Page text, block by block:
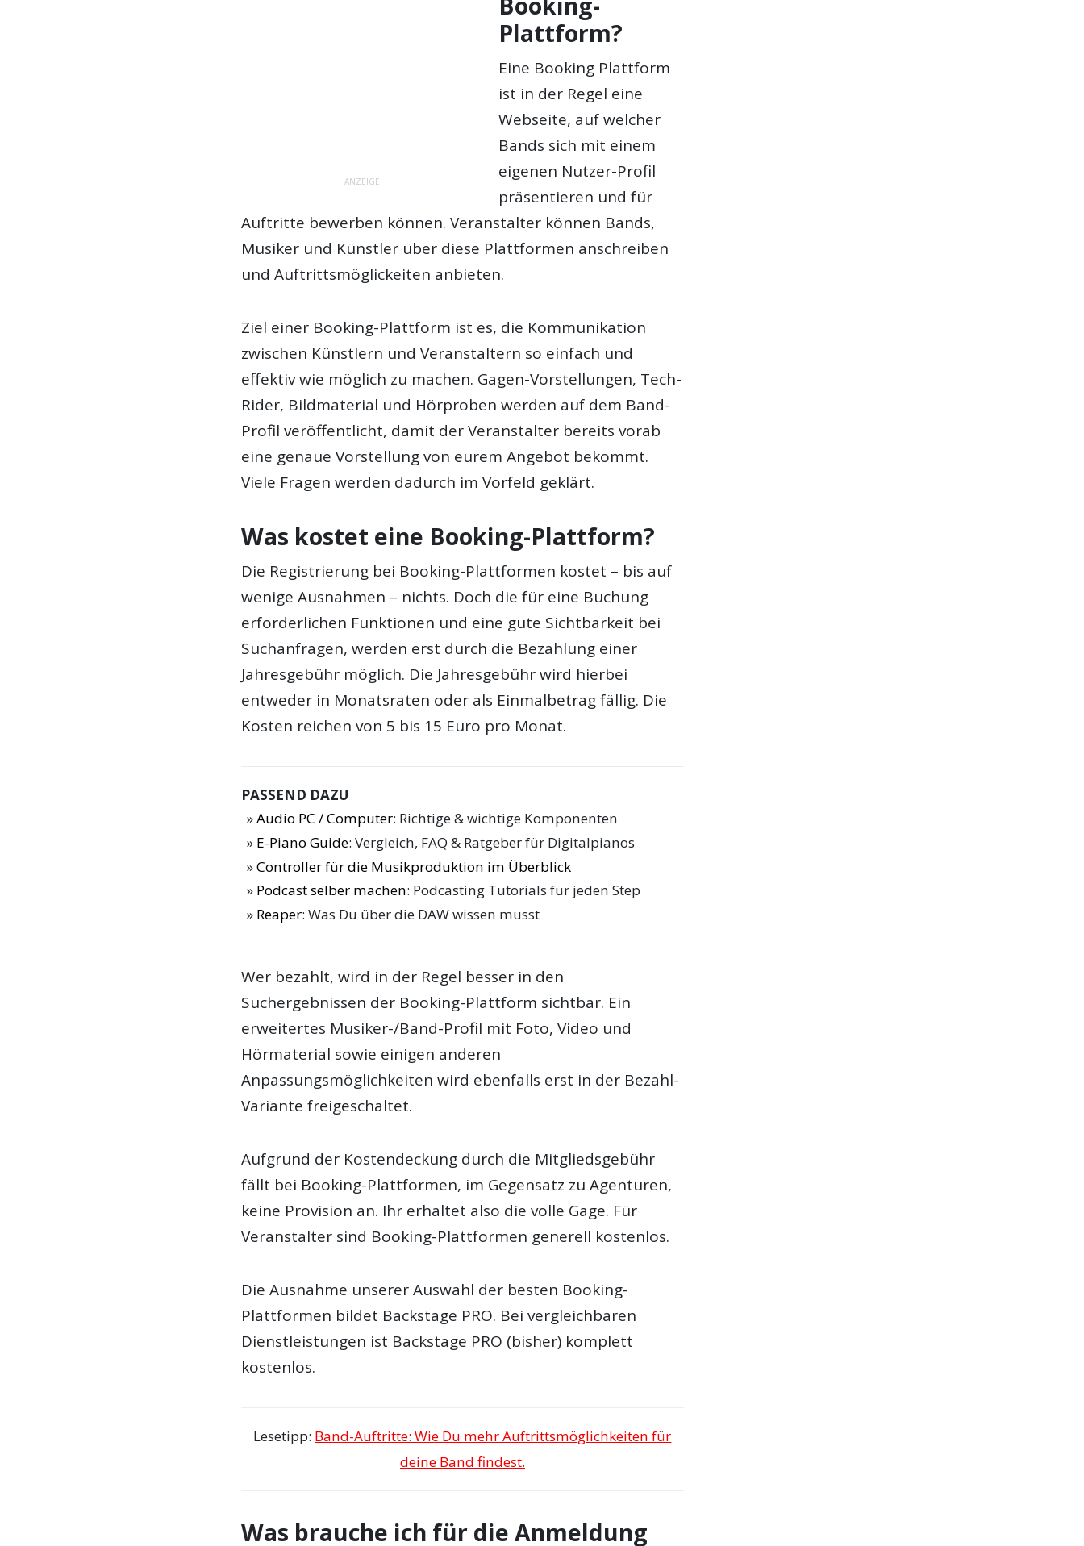
ANZEIGE
Plattform?
Eine Booking Plattform
ist in der Regel eine
Webseite, auf welcher
Bands sich mit einem
eigenen Nutzer-Profil
präsentieren und für
Auftritte bewerben können. Veranstalter können Bands,
Musiker und Künstler über diese Plattformen anschreiben
und Auftrittsmöglickeiten anbieten.
Ziel einer Booking-Plattform ist es, die Kommunikation
zwischen Künstlern und Veranstaltern so einfach und
effektiv wie möglich zu machen. Gagen-Vorstellungen, Tech-
Rider, Bildmaterial und Hörproben werden auf dem Band-
Profil veröffentlicht, damit der Veranstalter bereits vorab
eine genaue Vorstellung von eurem Angebot bekommt.
Viele Fragen werden dadurch im Vorfeld geklärt.
Was kostet eine Booking-Plattform?
Die Registrierung bei Booking-Plattformen kostet – bis auf
wenige Ausnahmen – nichts. Doch die für eine Buchung
erforderlichen Funktionen und eine gute Sichtbarkeit bei
Suchanfragen, werden erst durch die Bezahlung einer
Jahresgebühr möglich. Die Jahresgebühr wird hierbei
entweder in Monatsraten oder als Einmalbetrag fällig. Die
Kosten reichen von 5 bis 15 Euro pro Monat.
PASSEND DAZU
Audio PC / Computer: Richtige & wichtige Komponenten
E-Piano Guide: Vergleich, FAQ & Ratgeber für Digitalpianos
Controller für die Musikproduktion im Überblick
Podcast selber machen: Podcasting Tutorials für jeden Step
Reaper: Was Du über die DAW wissen musst
Wer bezahlt, wird in der Regel besser in den
Suchergebnissen der Booking-Plattform sichtbar. Ein
erweitertes Musiker-/Band-Profil mit Foto, Video und
Hörmaterial sowie einigen anderen
Anpassungsmöglichkeiten wird ebenfalls erst in der Bezahl-
Variante freigeschaltet.
Aufgrund der Kostendeckung durch die Mitgliedsgebühr
fällt bei Booking-Plattformen, im Gegensatz zu Agenturen,
keine Provision an. Ihr erhaltet also die volle Gage. Für
Veranstalter sind Booking-Plattformen generell kostenlos.
Die Ausnahme unserer Auswahl der besten Booking-
Plattformen bildet Backstage PRO. Bei vergleichbaren
Dienstleistungen ist Backstage PRO (bisher) komplett
kostenlos.
Lesetipp: Band-Auftritte: Wie Du mehr Auftrittsmöglichkeiten für
deine Band findest.
Was brauche ich für die Anmeldung